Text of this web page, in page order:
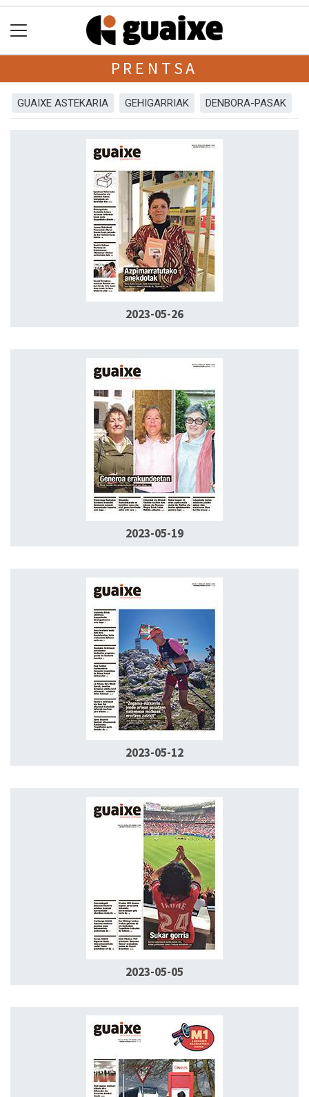
PRENTSA
GUAIXE ASTEKARIA GEHIGARRIAK DENBORA-PASAK
2023-05-26
2023-05-19
2023-05-12
2023-05-05